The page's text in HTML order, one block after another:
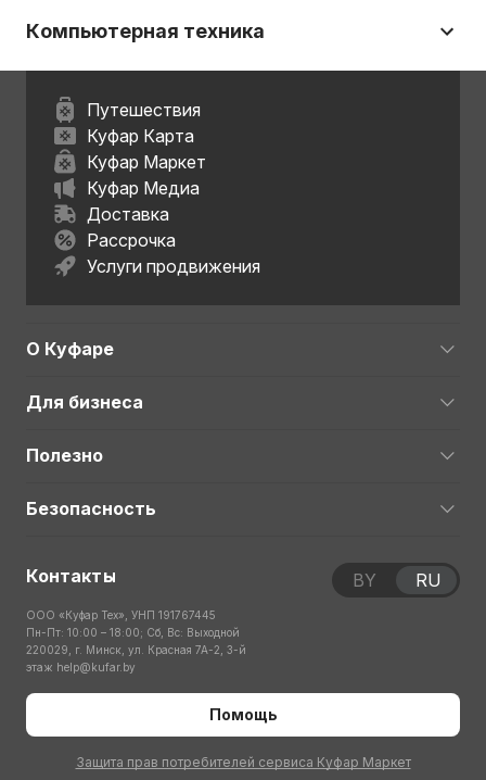
Компьютерная техника
Путешествия
Куфар Карта
Куфар Маркет
Куфар Медиа
Доставка
Рассрочка
Услуги продвижения
О Куфаре
Для бизнеса
Полезно
Безопасность
Контакты
ООО «Куфар Тех», УНП 191767445
Пн-Пт: 10:00 – 18:00; Сб, Вс: Выходной
220029, г. Минск, ул. Красная 7А-2, 3-й
этаж help@kufar.by
Помощь
Защита прав потребителей сервиса Куфар Маркет
BY RU